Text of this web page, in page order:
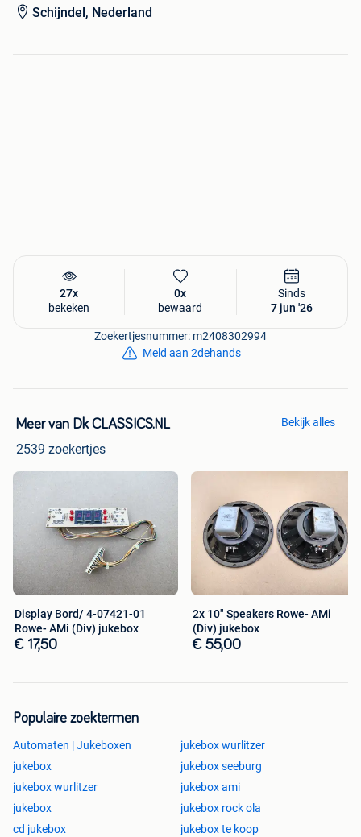
Wij verzenden alleen op werkdagen van Maandag t/m
Schijndel, Nederland
27x
bekeken
0x
bewaard
Sinds
7 jun '26
Zoekertjesnummer: m2408302994
Meld aan 2dehands
Meer van Dk CLASSICS.NL
2539 zoekertjes
Bekijk alles
Display Bord/ 4-07421-01
Rowe- AMi (Div) jukebox
€ 17,50
2x 10" Speakers Rowe- AMi
(Div) jukebox
€ 55,00
Populaire zoektermen
Automaten | Jukeboxen
jukebox wurlitzer
jukebox
jukebox seeburg
jukebox wurlitzer
jukebox ami
jukebox
jukebox rock ola
cd jukebox
jukebox te koop